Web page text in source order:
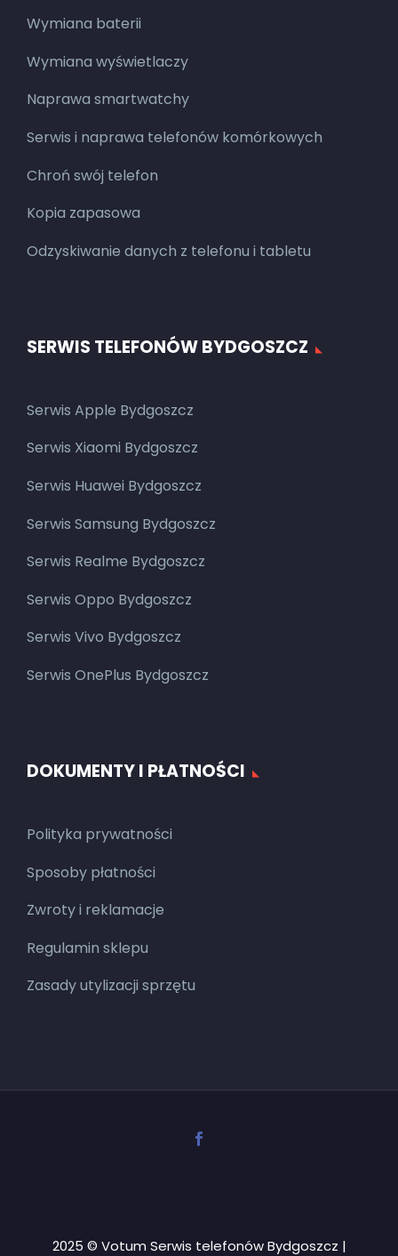
Wymiana baterii
Wymiana wyświetlaczy
Naprawa smartwatchy
Serwis i naprawa telefonów komórkowych
Chroń swój telefon
Kopia zapasowa
Odzyskiwanie danych z telefonu i tabletu
SERWIS TELEFONÓW BYDGOSZCZ
Serwis Apple Bydgoszcz
Serwis Xiaomi Bydgoszcz
Serwis Huawei Bydgoszcz
Serwis Samsung Bydgoszcz
Serwis Realme Bydgoszcz
Serwis Oppo Bydgoszcz
Serwis Vivo Bydgoszcz
Serwis OnePlus Bydgoszcz
DOKUMENTY I PŁATNOŚCI
Polityka prywatności
Sposoby płatności
Zwroty i reklamacje
Regulamin sklepu
Zasady utylizacji sprzętu
2025 © Votum Serwis telefonów Bydgoszcz |